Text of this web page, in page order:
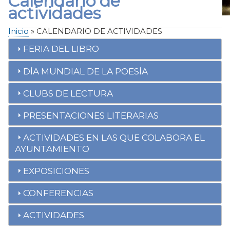
actividades
Sobrescribir
enlaces
ayuda
la
navegación
Inicio CALENDARIO DE ACTIVIDADES
FERIA DEL LIBRO
DÍA MUNDIAL DE LA POESÍA
CLUBS DE LECTURA
PRESENTACIONES LITERARIAS
ACTIVIDADES EN LAS QUE COLABORA EL
AYUNTAMIENTO
EXPOSICIONES
CONFERENCIAS
ACTIVIDADES